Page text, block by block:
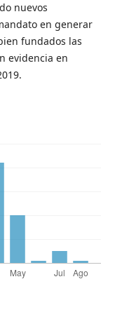
nuevos
en generar
fundados las
evidencia en